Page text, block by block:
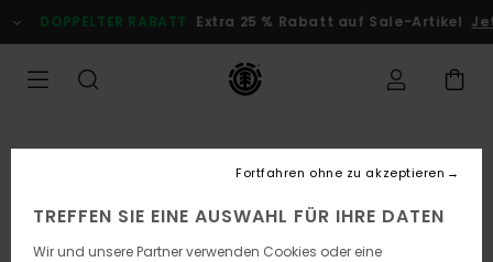
zur
Produktinformation
DOPPELTER RABATT Extra 25 % Rabatt auf Sale-Artikel Jetzt
TREFFEN SIE EINE AUSWAHL FÜR IHRE DATEN
Wir und unsere Partner verwenden Cookies oder eine
Fortfahren ohne zu akzeptieren